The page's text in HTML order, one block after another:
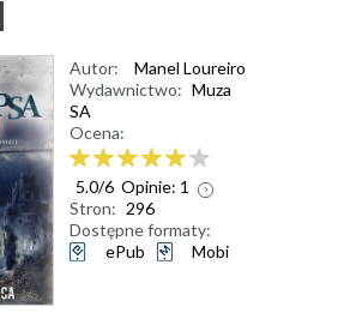
Autor:
Manel Loureiro
Wydawnictwo: Muza
SA
Ocena:
5.0/6 Opinie: 1
Stron: 296
Dostępne formaty:
ePub
Mobi